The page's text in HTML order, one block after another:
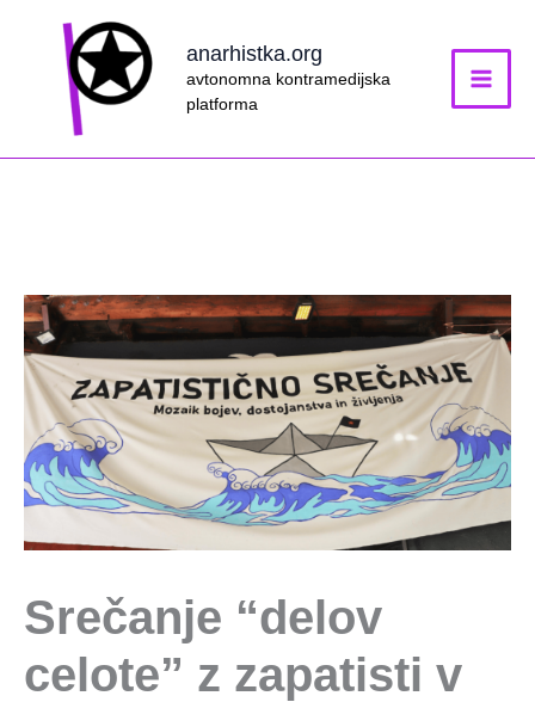
anarhistka.org
avtonomna kontramedijska
platforma
Srečanje “delov
celote” z zapatisti v